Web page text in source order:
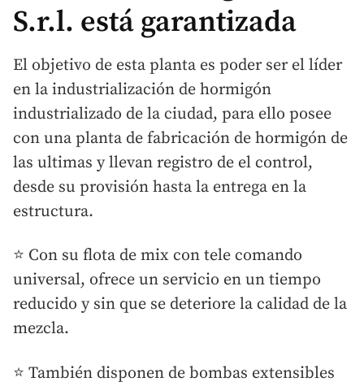
S.r.l. está garantizada
El objetivo de esta planta es poder ser el líder
en la industrialización de hormigón
industrializado de la ciudad, para ello posee
con una planta de fabricación de hormigón de
las ultimas y llevan registro de el control,
desde su provisión hasta la entrega en la
estructura.
⭐ Con su flota de mix con tele comando
universal, ofrece un servicio en un tiempo
reducido y sin que se deteriore la calidad de la
mezcla.
⭐ También disponen de bombas extensibles